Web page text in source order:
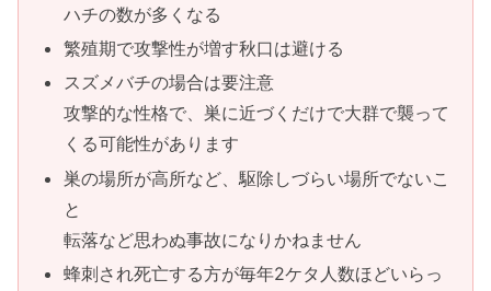
ハチの数が多くなる
繁殖期で攻撃性が増す秋口は避ける
スズメバチの場合は要注意
攻撃的な性格で、巣に近づくだけで大群で襲って
くる可能性があります
巣の場所が高所など、駆除しづらい場所でないこ
と
転落など思わぬ事故になりかねません
蜂刺され死亡する方が毎年2ケタ人数ほどいらっ